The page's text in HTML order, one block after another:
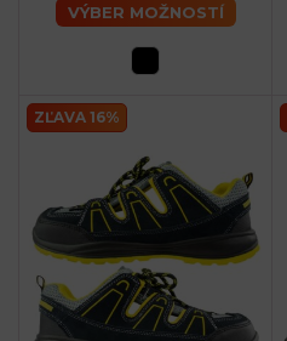
VÝBER MOŽNOSTÍ
ZĽAVA 16%